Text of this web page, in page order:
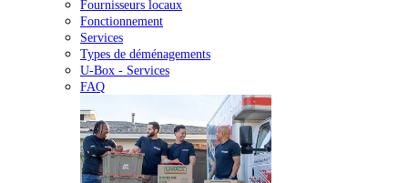
Fournisseurs locaux
Fonctionnement
Services
Types de déménagements
U-Box - Services
FAQ